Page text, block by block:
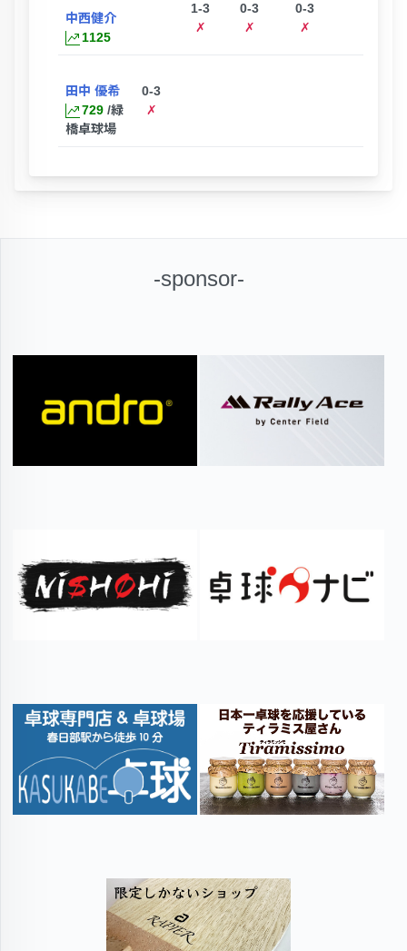
中西健介
1125
1-3
✗
0-3
✗
0-3
✗
田中 優希
729 /緑
橋卓球場
0-3
✗
-sponsor-